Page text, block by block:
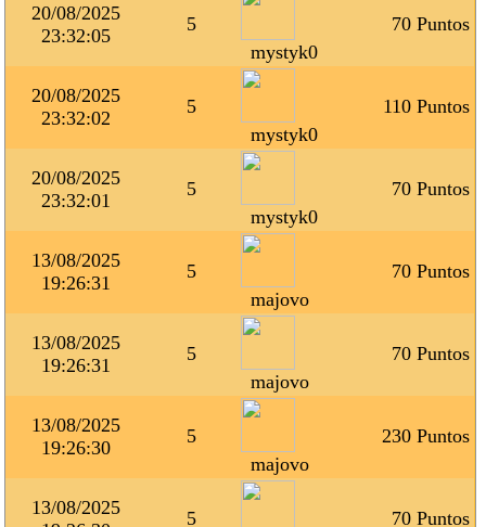
20/08/2025
23:32:05
5
mystyk0
70 Puntos
20/08/2025
23:32:02
5
mystyk0
110 Puntos
20/08/2025
23:32:01
5
mystyk0
70 Puntos
13/08/2025
19:26:31
5
majovo
70 Puntos
13/08/2025
19:26:31
5
majovo
70 Puntos
13/08/2025
19:26:30
5
majovo
230 Puntos
13/08/2025
5 70 Puntos